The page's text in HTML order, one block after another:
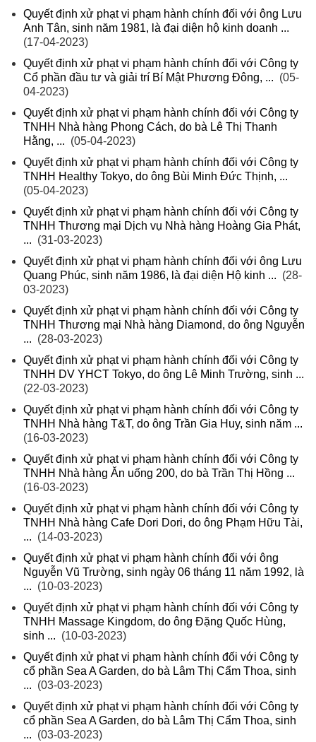
Quyết định xử phạt vi phạm hành chính đối với ông Lưu
Anh Tân, sinh năm 1981, là đại diện hộ kinh doanh ...
(17-04-2023)
Quyết định xử phạt vi phạm hành chính đối với Công ty
Cổ phần đầu tư và giải trí Bí Mật Phương Đông, ... (05-
04-2023)
Quyết định xử phạt vi phạm hành chính đối với Công ty
TNHH Nhà hàng Phong Cách, do bà Lê Thị Thanh
Hằng, ... (05-04-2023)
Quyết định xử phạt vi phạm hành chính đối với Công ty
TNHH Healthy Tokyo, do ông Bùi Minh Đức Thịnh, ...
(05-04-2023)
Quyết định xử phạt vi phạm hành chính đối với Công ty
TNHH Thương mại Dịch vụ Nhà hàng Hoàng Gia Phát,
... (31-03-2023)
Quyết định xử phạt vi phạm hành chính đối với ông Lưu
Quang Phúc, sinh năm 1986, là đại diện Hộ kinh ... (28-
03-2023)
Quyết định xử phạt vi phạm hành chính đối với Công ty
TNHH Thương mại Nhà hàng Diamond, do ông Nguyễn
... (28-03-2023)
Quyết định xử phạt vi phạm hành chính đối với Công ty
TNHH DV YHCT Tokyo, do ông Lê Minh Trường, sinh ...
(22-03-2023)
Quyết định xử phạt vi phạm hành chính đối với Công ty
TNHH Nhà hàng T&T, do ông Trần Gia Huy, sinh năm ...
(16-03-2023)
Quyết định xử phạt vi phạm hành chính đối với Công ty
TNHH Nhà hàng Ăn uống 200, do bà Trần Thị Hồng ...
(16-03-2023)
Quyết định xử phạt vi phạm hành chính đối với Công ty
TNHH Nhà hàng Cafe Dori Dori, do ông Phạm Hữu Tài,
... (14-03-2023)
Quyết định xử phạt vi phạm hành chính đối với ông
Nguyễn Vũ Trường, sinh ngày 06 tháng 11 năm 1992, là
... (10-03-2023)
Quyết định xử phạt vi phạm hành chính đối với Công ty
TNHH Massage Kingdom, do ông Đặng Quốc Hùng,
sinh ... (10-03-2023)
Quyết định xử phạt vi phạm hành chính đối với Công ty
cổ phần Sea A Garden, do bà Lâm Thị Cẩm Thoa, sinh
... (03-03-2023)
Quyết định xử phạt vi phạm hành chính đối với Công ty
cổ phần Sea A Garden, do bà Lâm Thị Cẩm Thoa, sinh
... (03-03-2023)